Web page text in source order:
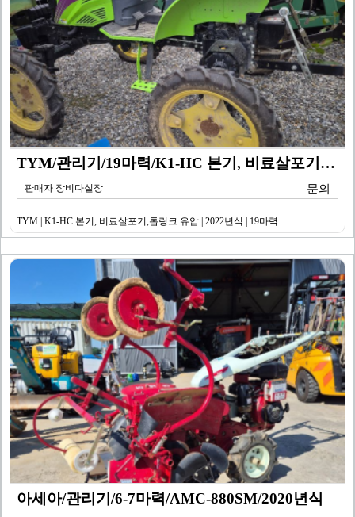
TYM/관리기/19마력/K1-HC 본기, 비료살포기,톱…
판매자 장비다실장 문의
TYM | K1-HC 본기, 비료살포기,톱링크 유압 | 2022년식 | 19마력
아세아/관리기/6-7마력/AMC-880SM/2020년식